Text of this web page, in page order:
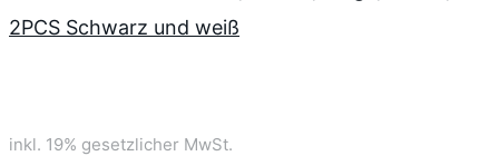
2PCS Schwarz und weiß
inkl. 19% gesetzlicher MwSt.